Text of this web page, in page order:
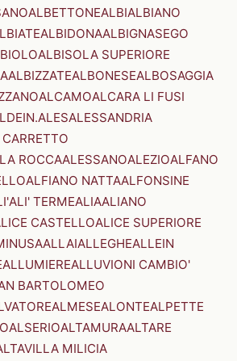
ALBETTONEALBIALBIANO
ALBIDONAALBIGNASEGO
ALBISOLA SUPERIORE
ALBIZZATEALBONESEALBOSAGGIA
ALCAMOALCARA LI FUSI
ALESALESSANDRIA
ROCCAALESSANOALEZIOALFANO
ALFIANO NATTAALFONSINE
ALI' TERMEALIAALIANO
CASTELLOALICE SUPERIORE
ALLAIALLEGHEALLEIN
ALLUMIEREALLUVIONI CAMBIO'
BARTOLOMEO
ALMESEALONTEALPETTE
ALSERIOALTAMURAALTARE
MILICIA